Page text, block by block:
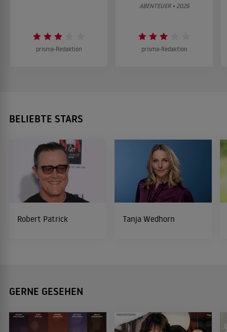
prisma-Redaktion
ABENTEUER • 2026
prisma-Redaktion
BELIEBTE STARS
Robert Patrick Tanja Wedhorn
GERNE GESEHEN